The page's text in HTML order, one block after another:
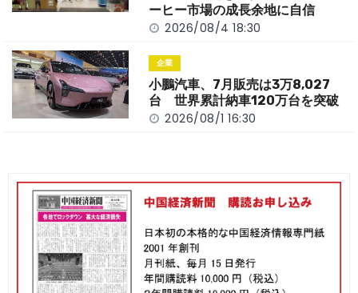
ーヒー市場の成長余地に自信
2026/08/4 18:30
企業
小鵬汽車、7月販売は3万8,027
台 世界累計納車120万台を突破
2026/08/1 16:30